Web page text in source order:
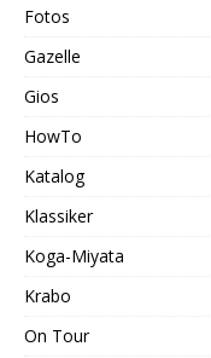
Fotos
Gazelle
Gios
HowTo
Katalog
Klassiker
Koga-Miyata
Krabo
On Tour